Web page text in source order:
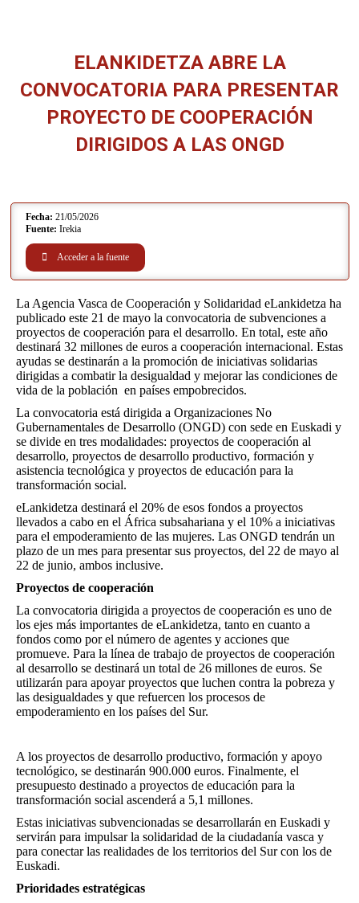
ELANKIDETZA ABRE LA
CONVOCATORIA PARA PRESENTAR
PROYECTO DE COOPERACIÓN
DIRIGIDOS A LAS ONGD
Fecha: 21/05/2026
Fuente: Irekia
Acceder a la fuente
La Agencia Vasca de Cooperación y Solidaridad eLankidetza ha
publicado este 21 de mayo la convocatoria de subvenciones a
proyectos de cooperación para el desarrollo. En total, este año
destinará 32 millones de euros a cooperación internacional. Estas
ayudas se destinarán a la promoción de iniciativas solidarias
dirigidas a combatir la desigualdad y mejorar las condiciones de
vida de la población en países empobrecidos.
La convocatoria está dirigida a Organizaciones No
Gubernamentales de Desarrollo (ONGD) con sede en Euskadi y
se divide en tres modalidades: proyectos de cooperación al
desarrollo, proyectos de desarrollo productivo, formación y
asistencia tecnológica y proyectos de educación para la
transformación social.
eLankidetza destinará el 20% de esos fondos a proyectos
llevados a cabo en el África subsahariana y el 10% a iniciativas
para el empoderamiento de las mujeres. Las ONGD tendrán un
plazo de un mes para presentar sus proyectos, del 22 de mayo al
22 de junio, ambos inclusive.
Proyectos de cooperación
La convocatoria dirigida a proyectos de cooperación es uno de
los ejes más importantes de eLankidetza, tanto en cuanto a
fondos como por el número de agentes y acciones que
promueve. Para la línea de trabajo de proyectos de cooperación
al desarrollo se destinará un total de 26 millones de euros. Se
utilizarán para apoyar proyectos que luchen contra la pobreza y
las desigualdades y que refuercen los procesos de
empoderamiento en los países del Sur.
A los proyectos de desarrollo productivo, formación y apoyo
tecnológico, se destinarán 900.000 euros. Finalmente, el
presupuesto destinado a proyectos de educación para la
transformación social ascenderá a 5,1 millones.
Estas iniciativas subvencionadas se desarrollarán en Euskadi y
servirán para impulsar la solidaridad de la ciudadanía vasca y
para conectar las realidades de los territorios del Sur con los de
Euskadi.
Prioridades estratégicas